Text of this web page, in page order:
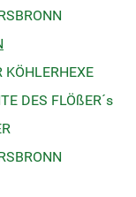
KÖHLERHEXE
DES FLÖßER´s